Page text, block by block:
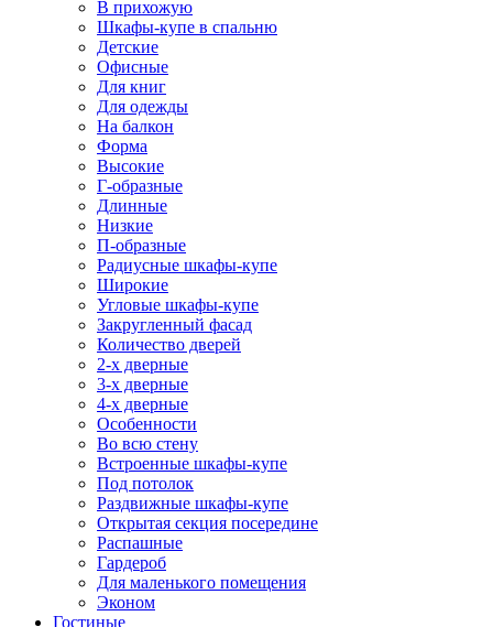
В прихожую
Шкафы-купе в спальню
Детские
Офисные
Для книг
Для одежды
На балкон
Форма
Высокие
Г-образные
Длинные
Низкие
П-образные
Радиусные шкафы-купе
Широкие
Угловые шкафы-купе
Закругленный фасад
Количество дверей
2-х дверные
3-х дверные
4-х дверные
Особенности
Во всю стену
Встроенные шкафы-купе
Под потолок
Раздвижные шкафы-купе
Открытая секция посередине
Распашные
Гардероб
Для маленького помещения
Эконом
Гостиные